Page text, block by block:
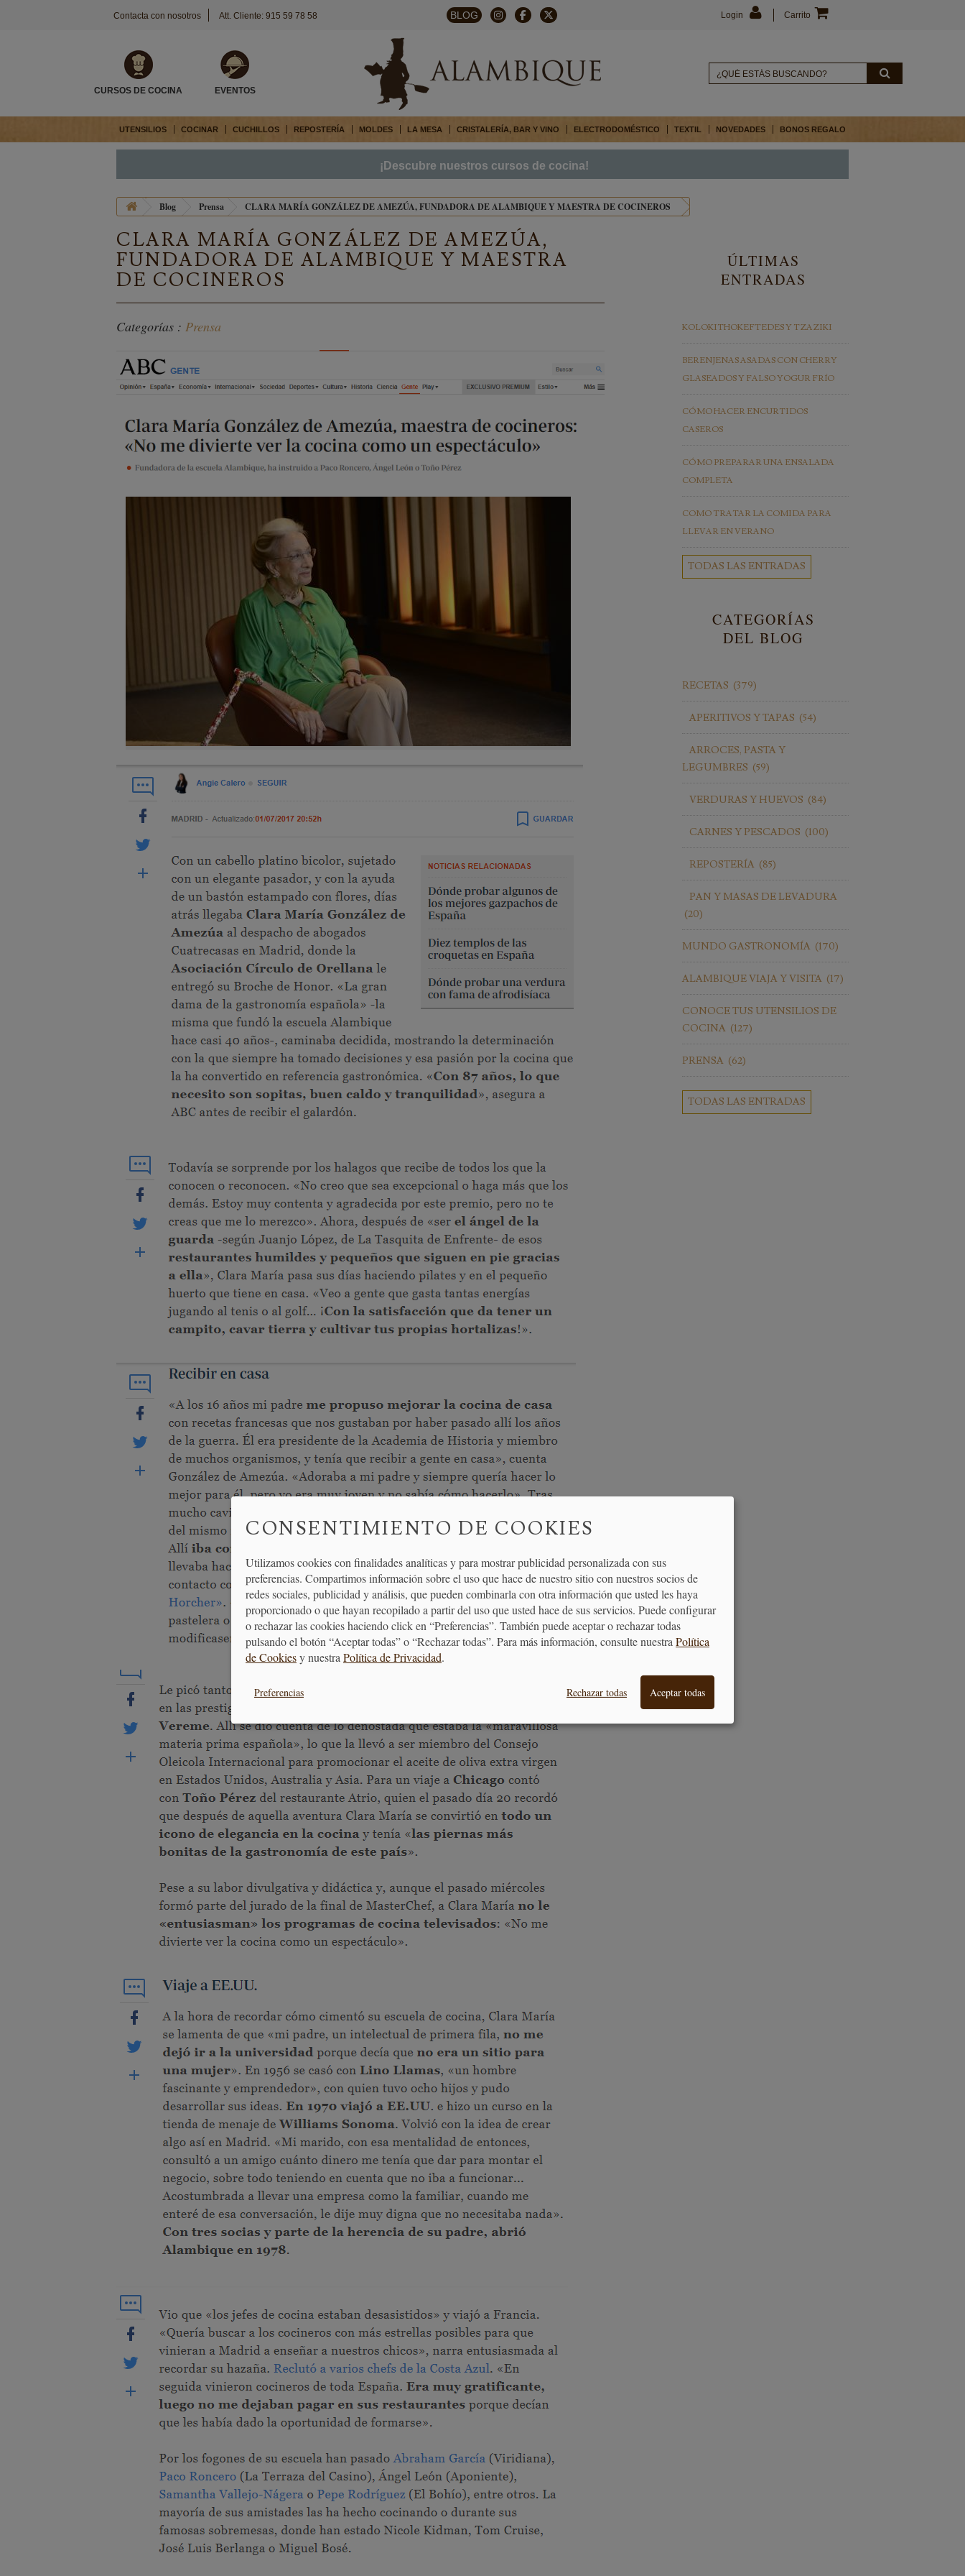
Contacta con nosotros Att. Cliente: 915 59 78 58 BLOG Carrito
Login
CURSOS DE COCINA EVENTOS
UTENSILIOS COCINAR CUCHILLOS REPOSTERÍA MOLDES LA MESA CRISTALERÍA, BAR Y VINO ELECTRODOMÉSTICO TEXTIL NOVEDADES BONOS REGALO
¡Descubre nuestros cursos de cocina!
Blog Prensa CLARA MARÍA GONZÁLEZ DE AMEZÚA, FUNDADORA DE ALAMBIQUE Y MAESTRA DE COCINEROS
ÚLTIMAS
ENTRADAS
KOLOKITHOKEFTEDES Y TZAZIKI
BERENJENAS ASADAS CON CHERRY
GLASEADOS Y FALSO YOGUR FRÍO
CÓMO HACER ENCURTIDOS
CASEROS
CÓMO PREPARAR UNA ENSALADA
COMPLETA
COMO TRATAR LA COMIDA PARA
LLEVAR EN VERANO
TODAS LAS ENTRADAS
CATEGORÍAS
DEL BLOG
RECETAS (379)
APERITIVOS Y TAPAS (54)
ARROCES, PASTA Y
LEGUMBRES (59)
VERDURAS Y HUEVOS (84)
CARNES Y PESCADOS (100)
REPOSTERÍA (85)
PAN Y MASAS DE LEVADURA
(20)
MUNDO GASTRONOMÍA (170)
ALAMBIQUE VIAJA Y VISITA (17)
CONOCE TUS UTENSILIOS DE
COCINA (127)
PRENSA (62)
TODAS LAS ENTRADAS
CLARA MARÍA GONZÁLEZ DE AMEZÚA,
FUNDADORA DE ALAMBIQUE Y MAESTRA
DE COCINEROS
Categorías : Prensa
CONSENTIMIENTO DE COOKIES
Utilizamos cookies con finalidades analíticas y para mostrar publicidad personalizada con sus
preferencias. Compartimos información sobre el uso que hace de nuestro sitio con nuestros socios de
redes sociales, publicidad y análisis, que pueden combinarla con otra información que usted les haya
proporcionado o que hayan recopilado a partir del uso que usted hace de sus servicios. Puede configurar
o rechazar las cookies haciendo click en “Preferencias”. También puede aceptar o rechazar todas
pulsando el botón “Aceptar todas” o “Rechazar todas”. Para más información, consulte nuestra Política
de Cookiesy nuestra Política de Privacidad.
Preferencias Rechazar todas Aceptar todas